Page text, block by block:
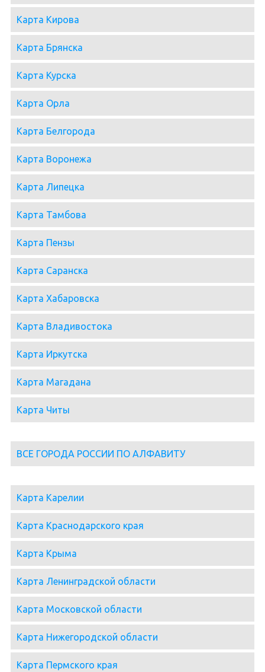
Карта Кирова
Карта Брянска
Карта Курска
Карта Орла
Карта Белгорода
Карта Воронежа
Карта Липецка
Карта Тамбова
Карта Пензы
Карта Саранска
Карта Хабаровска
Карта Владивостока
Карта Иркутска
Карта Магадана
Карта Читы
ВСЕ ГОРОДА РОССИИ ПО АЛФАВИТУ
Карта Карелии
Карта Краснодарского края
Карта Крыма
Карта Ленинградской области
Карта Московской области
Карта Нижегородской области
Карта Пермского края